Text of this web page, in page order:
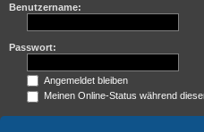
Benutzername:
Passwort:
Angemeldet bleiben
Meinen Online-Status während